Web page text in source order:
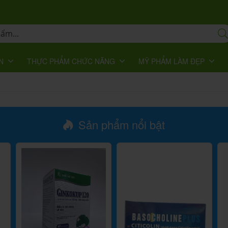
THỰC PHẨM CHỨC NĂNG MỸ PHẨM LÀM ĐẸP
Sản phẩm nổi bật